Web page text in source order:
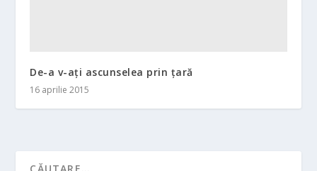
De-a v-aţi ascunselea prin ţară
16 aprilie 2015